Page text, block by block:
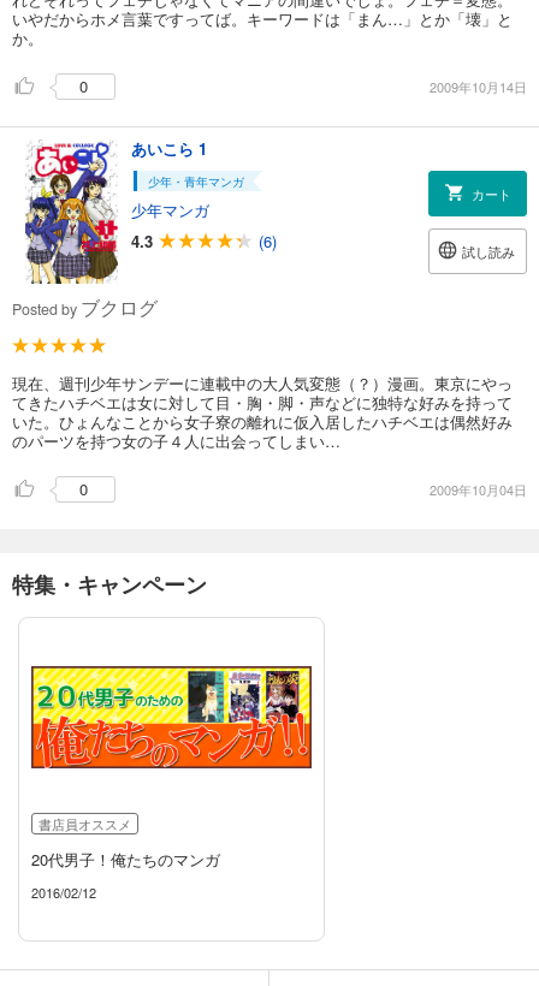
いやだからホメ言葉ですってば。キーワードは「まん…」とか「壊」と
か。
0 2009年10月14日
あいこら 1
少年・青年マンガ
少年マンガ
4.3
(6)
カート
試し読み
Posted by ブクログ
現在、週刊少年サンデーに連載中の大人気変態（？）漫画。東京にやっ
てきたハチベエは女に対して目・胸・脚・声などに独特な好みを持って
いた。ひょんなことから女子寮の離れに仮入居したハチベエは偶然好み
のパーツを持つ女の子４人に出会ってしまい…
0 2009年10月04日
特集・キャンペーン
書店員オススメ
20代男子！俺たちのマンガ
2016/02/12